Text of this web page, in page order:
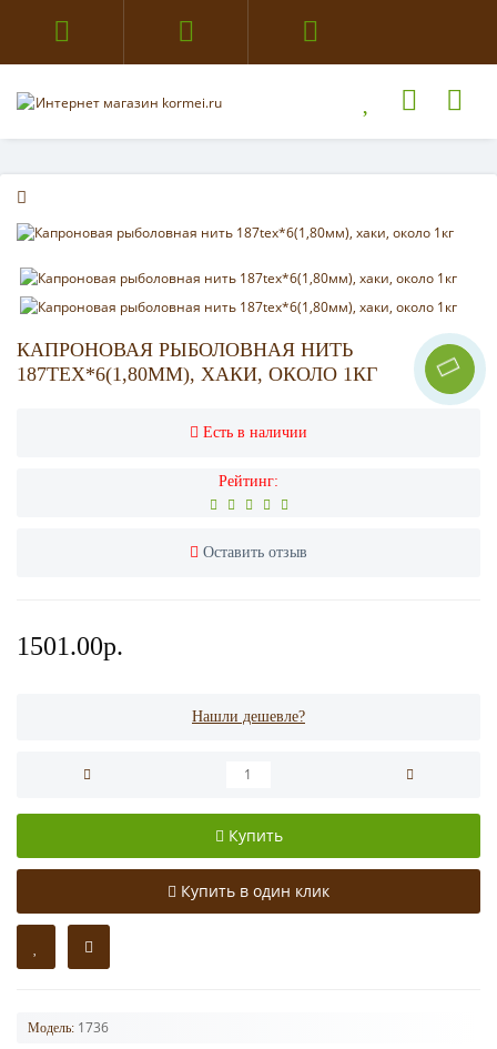
КАПРОНОВАЯ РЫБОЛОВНАЯ НИТЬ
187TEX*6(1,80ММ), ХАКИ, ОКОЛО 1КГ
Есть в наличии
Рейтинг:
Оставить отзыв
1501.00р.
Нашли дешевле?
Купить
Купить в один клик
Модель: 1736